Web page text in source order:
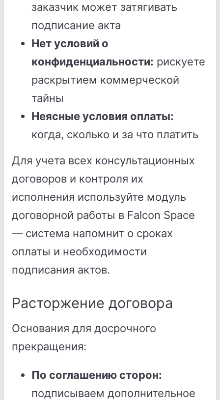
заказчик может затягивать
подписание акта
Нет условий о
конфиденциальности: рискуете
раскрытием коммерческой
тайны
Неясные условия оплаты:
когда, сколько и за что платить
Для учета всех консультационных
договоров и контроля их
исполнения используйте модуль
договорной работы в Falcon Space
— система напомнит о сроках
оплаты и необходимости
подписания актов.
Расторжение договора
Основания для досрочного
прекращения:
По соглашению сторон:
подписываем дополнительное